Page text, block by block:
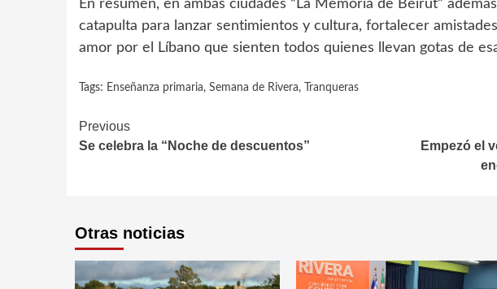
En resumen, en ambas ciudades “La Memoria de Beirut”
catapulta para lanzar sentimientos y cultura, fortalecer
amor por el Líbano que sienten todos quienes llevan gotas de
Tags: Enseñanza primaria, Semana de Rivera, Tranqueras
Continue
Reading
Previous
Se celebra la “Noche de descuentos”
Empezó el
Otras noticias